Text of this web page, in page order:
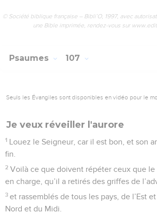
© Société biblique française – Bibli’O, 1997, avec
une Bible imprimée, rendez-vous sur
Psaumes 107
Seuls les Évangiles sont disponibles en vidéo pour le
Je veux réveiller l'aurore
1 Louez le Seigneur, car il est bon, et son
fin.
2 Voilà ce que doivent répéter ceux que le
en charge, qu’il a retirés des griffes de
3 et rassemblés de tous les pays, de l’Est
Nord et du Midi.